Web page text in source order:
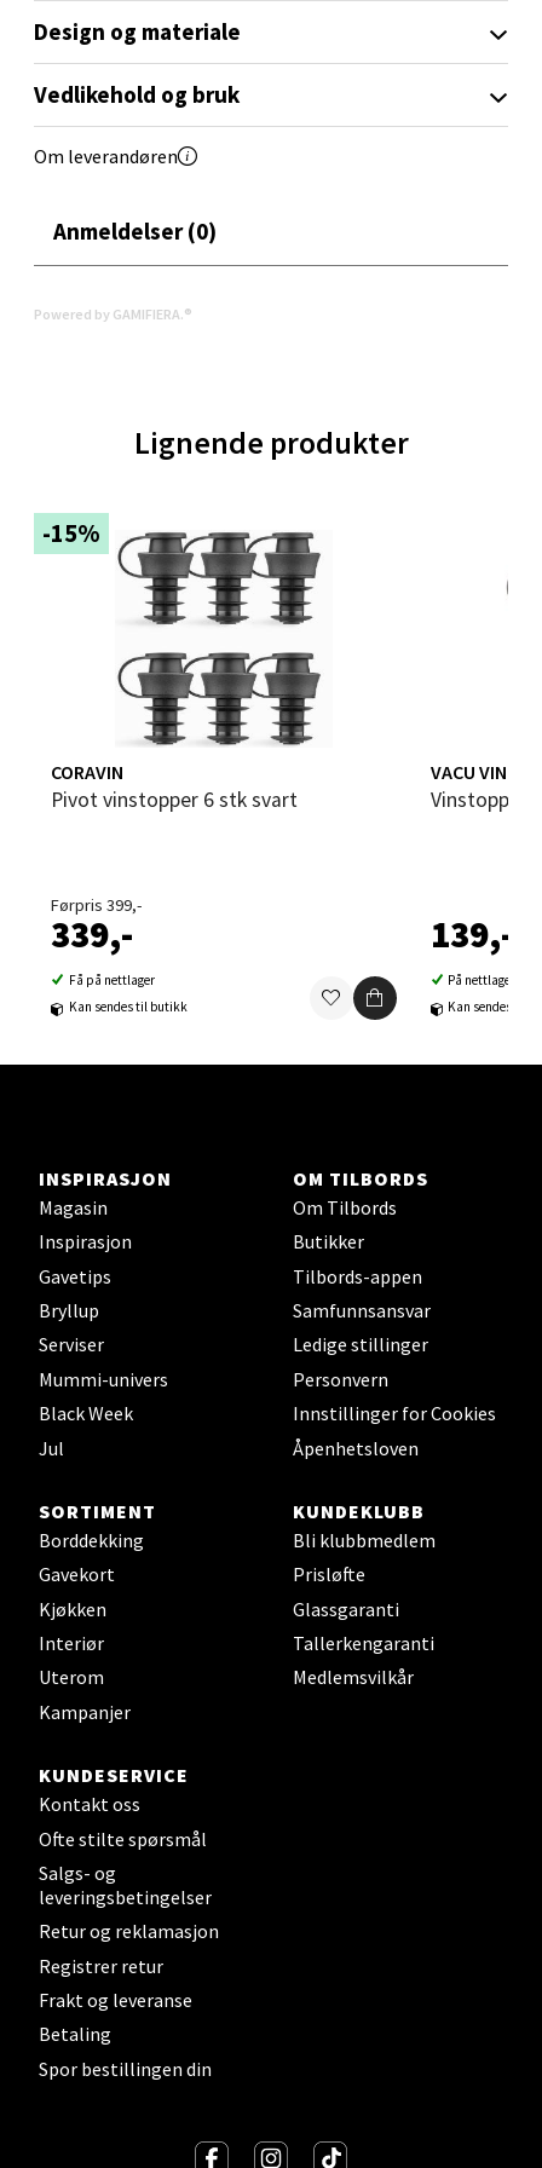
Design og materiale
Vedlikehold og bruk
Om leverandøren
Anmeldelser (0)
Powered by GAMIFIERA.®
Lignende produkter
-15%
CORAVIN
Pivot vinstopper 6 stk svart
Førpris 399,-
339,-
Få på nettlager
Kan sendes til butikk
VACU VIN
139,-
På nettlager
Kan sendes til
INSPIRASJON
Magasin
Inspirasjon
Gavetips
Bryllup
Serviser
Mummi-univers
Black Week
Jul
OM TILBORDS
Om Tilbords
Butikker
Tilbords-appen
Samfunnsansvar
Ledige stillinger
Personvern
Innstillinger for Cookies
Åpenhetsloven
SORTIMENT
Borddekking
Gavekort
Kjøkken
Interiør
Uterom
Kampanjer
KUNDEKLUBB
Bli klubbmedlem
Prisløfte
Glassgaranti
Tallerkengaranti
Medlemsvilkår
KUNDESERVICE
Kontakt oss
Ofte stilte spørsmål
Salgs- og
leveringsbetingelser
Retur og reklamasjon
Registrer retur
Frakt og leveranse
Betaling
Spor bestillingen din
Molde - Moldetorget
Torget 1, 6413 Molde
0 i butikk
0 i butikk
Bergen - Oasen Senter
Folke Bernadottes vei 52, 5147 Fyllingsdalen
Åpent i dag 10-18
Velg
Orkanger - Thon Senter Orkanger
Orkanger
Sandvika - Thon Senter Sandvika
0 i butikk
Bergen - Thon Senter Sartor
Sartorvegen 12, 5353 Straume
Åpent i dag 10-18